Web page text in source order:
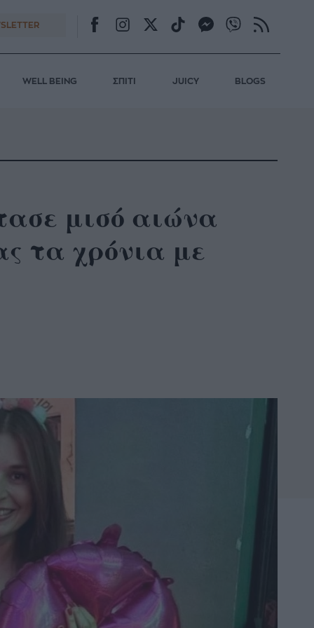
WELL BEING ΣΠΙΤΙ JUICY BLOGS
μισό αιώνα
τα χρόνια με